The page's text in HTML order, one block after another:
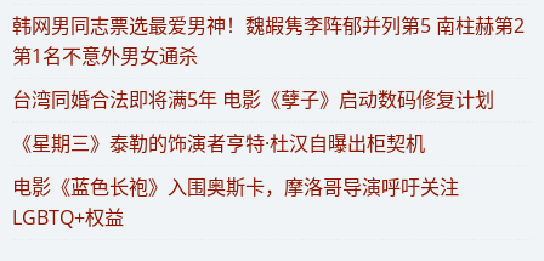
​韩网男同志票选最爱男神！魏嘏隽李阵郁并列第5 南柱赫第2
第1名不意外男女通杀
​台湾同婚合法即将满5年 电影《孽子》启动数码修复计划
《星期三》泰勒的饰演者亨特·杜汉自曝出柜契机
电影《蓝色长袍》入围奥斯卡，摩洛哥导演呼吁关注
LGBTQ+权益